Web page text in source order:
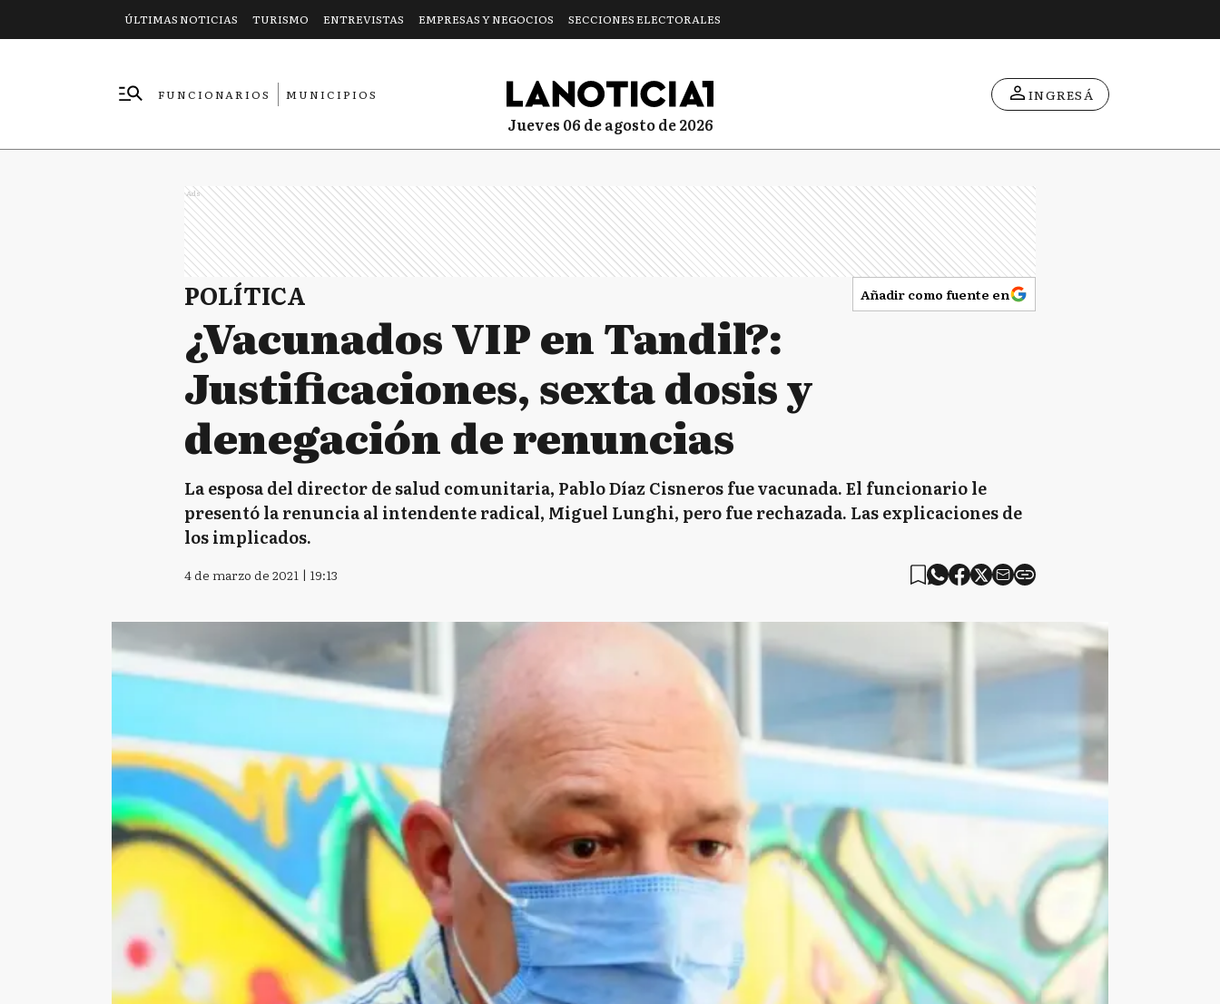
ÚLTIMAS NOTICIAS TURISMO ENTREVISTAS EMPRESAS Y NEGOCIOS SECCIONES ELECTORALES
FUNCIONARIOS
MUNICIPIOS
jueves 06 de agosto de 2026
INGRESÁ
Ads
POLÍTICA Añadir como fuente en
¿Vacunados VIP en Tandil?:
Justificaciones, sexta dosis y
denegación de renuncias
La esposa del director de salud comunitaria, Pablo Díaz Cisneros fue vacunada. El funcionario le
presentó la renuncia al intendente radical, Miguel Lunghi, pero fue rechazada. Las explicaciones de
los implicados.
4 de marzo de 2021 | 19:13